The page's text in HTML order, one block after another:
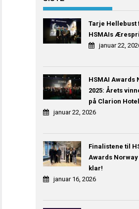
Tarje Hellebust
HSMAIs
januar 22,
HSMAI Awards
2025: Årets
på Clarion
januar 22, 2026
Finalistene til
Awards Norway
klar!
januar 16, 2026